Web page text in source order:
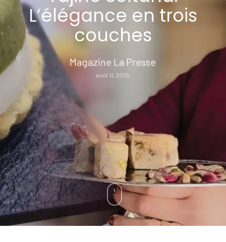
L’élégance en trois
couches
Magazine La Presse
août 11, 2025